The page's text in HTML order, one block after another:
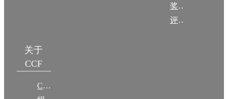
奖项推荐
评奖条例
关于
CCF
CCF简介